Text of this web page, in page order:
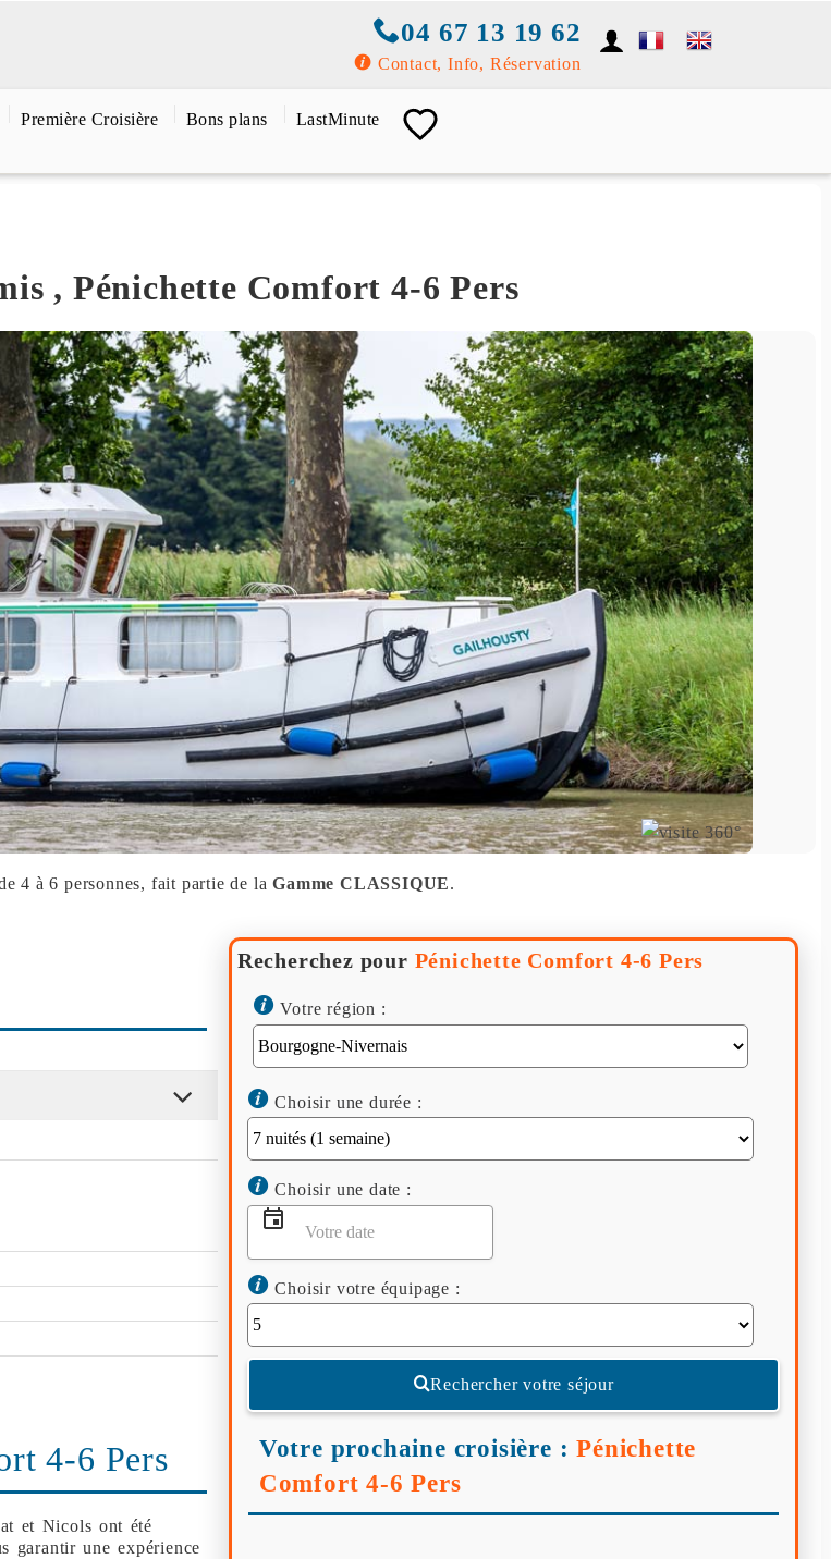
04 67 13 19 62
Contact, Info, Réservation
Première Croisière Bons plans LastMinute
, Pénichette Comfort 4-6 Pers
4 à 6 personnes, fait partie de laGamme CLASSIQUE.
4-6 Pers
et Nicols ont été
garantir une expérience
Recherchez pour Pénichette Comfort 4-6 Pers
Votre région :
Choisir une durée :
Choisir une date :
Choisir votre équipage :
Rechercher votre séjour
Votre prochaine croisière :Pénichette
Comfort 4-6 Pers